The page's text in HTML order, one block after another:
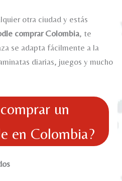
otra ciudad y estás
comprar Colombia, te
se adapta fácilmente a la
diarias, juegos y mucho
un
en Colombia?